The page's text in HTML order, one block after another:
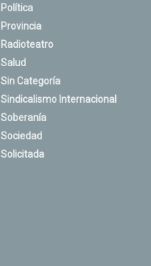
Política
Provincia
Radioteatro
Salud
Sin Categoría
Sindicalismo Internacional
Soberanía
Sociedad
Solicitada